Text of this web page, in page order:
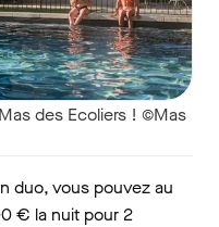
des Ecoliers ! ©Mas
duo, vous pouvez au
€ la nuit pour 2